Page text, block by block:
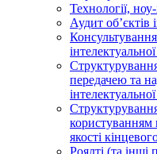
Технології,
Аудит об’єктів
передачею та
користуванням
якості